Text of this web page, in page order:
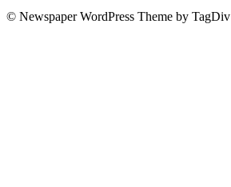
© Newspaper WordPress Theme by TagDiv